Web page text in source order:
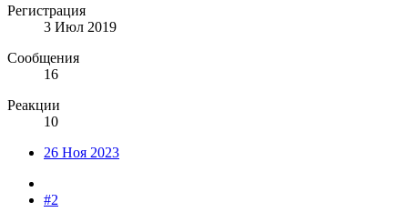
Регистрация
3 Июл 2019
Сообщения
16
Реакции
10
26 Ноя 2023
#2